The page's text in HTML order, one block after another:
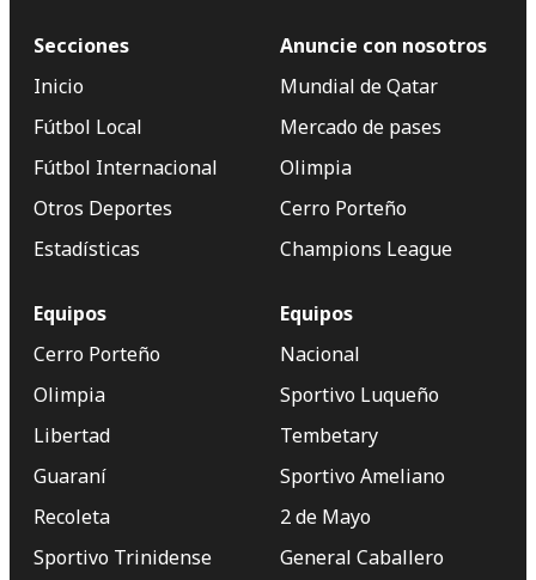
Secciones
Inicio
Fútbol Local
Fútbol Internacional
Otros Deportes
Estadísticas
Anuncie con nosotros
Mundial de Qatar
Mercado de pases
Olimpia
Cerro Porteño
Champions League
Equipos
Cerro Porteño
Olimpia
Libertad
Guaraní
Recoleta
Sportivo Trinidense
Equipos
Nacional
Sportivo Luqueño
Tembetary
Sportivo Ameliano
2 de Mayo
General Caballero